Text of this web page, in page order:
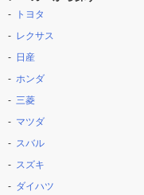
トヨタ
レクサス
日産
ホンダ
三菱
マツダ
スバル
スズキ
ダイハツ